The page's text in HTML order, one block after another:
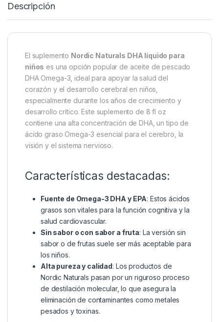
Descripción
El suplemento Nordic Naturals DHA líquido para
niños es una opción popular de aceite de pescado
DHA Omega-3, ideal para apoyar la salud del
corazón y el desarrollo cerebral en niños,
especialmente durante los años de crecimiento y
desarrollo crítico. Este suplemento de 8 fl oz
contiene una alta concentración de DHA, un tipo de
ácido graso Omega-3 esencial para el cerebro, la
visión y el sistema nervioso.
Características destacadas:
Fuente de Omega-3 DHA y EPA: Estos ácidos
grasos son vitales para la función cognitiva y la
salud cardiovascular.
Sin sabor o con sabor a fruta: La versión sin
sabor o de frutas suele ser más aceptable para
los niños.
Alta pureza y calidad: Los productos de
Nordic Naturals pasan por un riguroso proceso
de destilación molecular, lo que asegura la
eliminación de contaminantes como metales
pesados y toxinas.